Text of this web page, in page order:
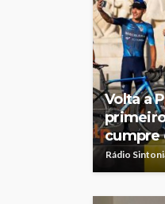
Volta a
cumpre
Rádio